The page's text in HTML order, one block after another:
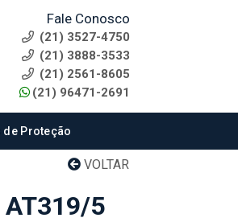
Fale Conosco
(21) 3527-4750
(21) 3888-3533
(21) 2561-8605
(21) 96471-2691
de Proteção
VOLTAR
AT319/5